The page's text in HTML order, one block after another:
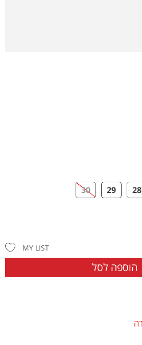
28
29
30
הוספה לסל
MY LIST